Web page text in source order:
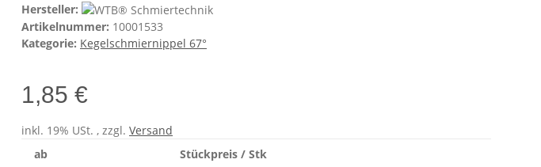
Hersteller:
Artikelnummer: 10001533
Kategorie: Kegelschmiernippel 67°
1,85 €
inkl. 19% USt. , zzgl. Versand
ab
Stückpreis / Stk